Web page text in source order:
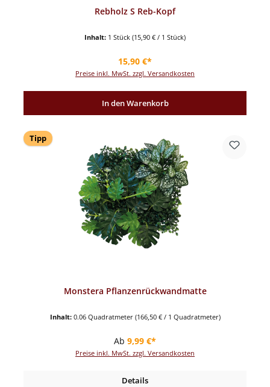
Rebholz S Reb-Kopf
Inhalt: 1 Stück (15,90 € / 1 Stück)
Regulärer Preis:
15,90 €*
Preise inkl. MwSt. zzgl. Versandkosten
In den Warenkorb
Tipp
Monstera Pflanzenrückwandmatte
Inhalt: 0.06 Quadratmeter (166,50 € / 1 Quadratmeter)
Regulärer Preis:
Ab 9,99 €*
Preise inkl. MwSt. zzgl. Versandkosten
Details